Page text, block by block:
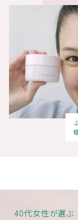
40代女性が選ぶ